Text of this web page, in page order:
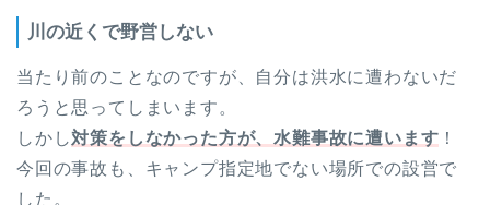
川の近くで野営しない
当たり前のことなのですが、自分は洪水に遭わないだ
ろうと思ってしまいます。
しかし対策をしなかった方が、水難事故に遭い ます ！
今回の事故も、キャンプ指定地でない場所での設営で
した。